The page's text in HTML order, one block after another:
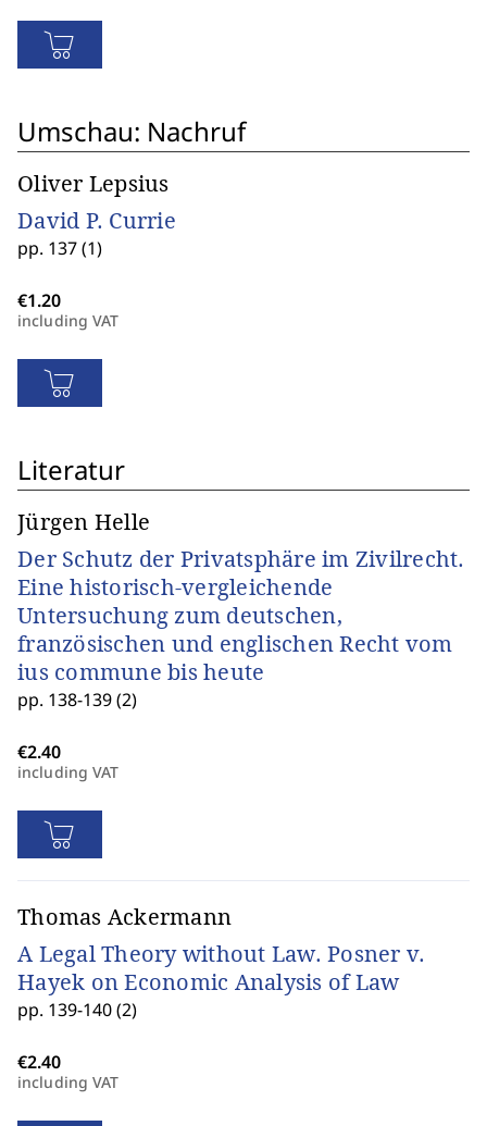
Umschau: Nachruf
Oliver Lepsius
David P. Currie
pp. 137 (1)
including VAT
Literatur
Jürgen Helle
Der Schutz der Privatsphäre im Zivilrecht.
Eine historisch-vergleichende
Untersuchung zum deutschen,
französischen und englischen Recht vom
ius commune bis heute
pp. 138-139 (2)
including VAT
Thomas Ackermann
A Legal Theory without Law. Posner v.
Hayek on Economic Analysis of Law
pp. 139-140 (2)
including VAT